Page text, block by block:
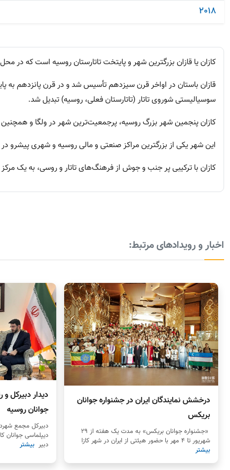
2018
کازان یا قازان بزرگترین شهر و پایتخت تاتارستان روسیه است که در
سوسیالیستی شوروی تاتار (تاتارستان فعلی، روسیه) تبدیل شد.
کازان پنجمین شهر بزرگ روسیه، پرجمعیت‌ترین شهر در ولگا و همچنین
این شهر یکی از بزرگترین مراکز صنعتی و مالی روسیه و شهری پیشرو
کازان با ترکیبی پر جنب و جوش از فرهنگ‌های تاتار و روسی، به یک
اخبار و رویدادهای مرتبط:
درخشش نمایندگان ایران در جشنواره جوانان
بریکس
«جشنواره جوانان بریکس» به مدت یک هفته از ۲۹
شهریور تا ۴ مهر با حضور هیئتی از ایران در شهر کازا
بیشتر
دیدار دبیرکل
جوانان روسیه
دبیرکل مجمع
دیپلماسی جوانان
دبیر بیشتر